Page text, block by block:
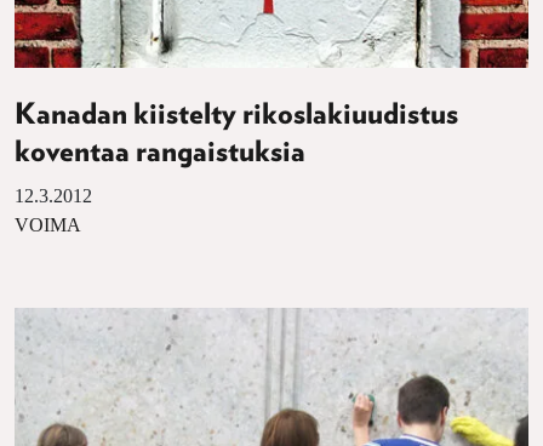
Kanadan kiistelty rikoslakiuudistus
koventaa rangaistuksia
12.3.2012
VOIMA